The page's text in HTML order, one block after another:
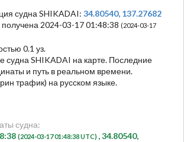
судна SHIKADAI: 34.80540, 137.27682
2024-03-17 01:48:38 (2024-03-17
0.1 уз.
судна SHIKADAI на карте. Последние
и путь в реальном времени.
трафик) на русском языке.
судна:
(2024-03-17 01:48:38 UTC) , 34.80540,